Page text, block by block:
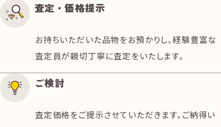
査定・価格提示
お持ちいただいた品物をお預かりし、経験豊富な
査定員が親切丁寧に査定をいたします。
ご検討
査定価格をご提示させていただきます。ご納得い